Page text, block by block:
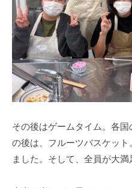
その後はゲームタイム。各国
の後は、フルーツバスケッ
ました。そして、全員が大満